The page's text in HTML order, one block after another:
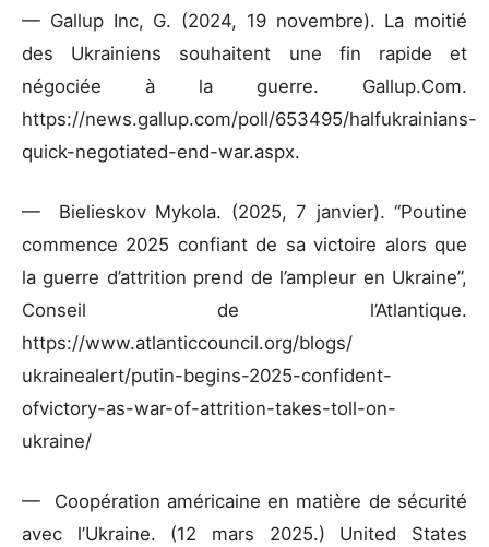
— Gallup Inc, G. (2024, 19 novembre). La moitié
des Ukrainiens souhaitent une fin rapide et
négociée à la guerre. Gallup.Com.
https://news.gallup.com/poll/653495/halfukrainians-
quick-negotiated-end-war.aspx.
— Bielieskov Mykola. (2025, 7 janvier). “Poutine
commence 2025 confiant de sa victoire alors que
la guerre d’attrition prend de l’ampleur en Ukraine”,
Conseil de l’Atlantique.
https://www.atlanticcouncil.org/blogs/
ukrainealert/putin-begins-2025-confident-
ofvictory-as-war-of-attrition-takes-toll-on-
ukraine/
— Coopération américaine en matière de sécurité
avec l’Ukraine. (12 mars 2025.) United States